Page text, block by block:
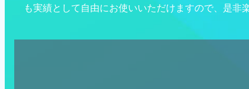
も実績として自由にお使いいただけますので、是非